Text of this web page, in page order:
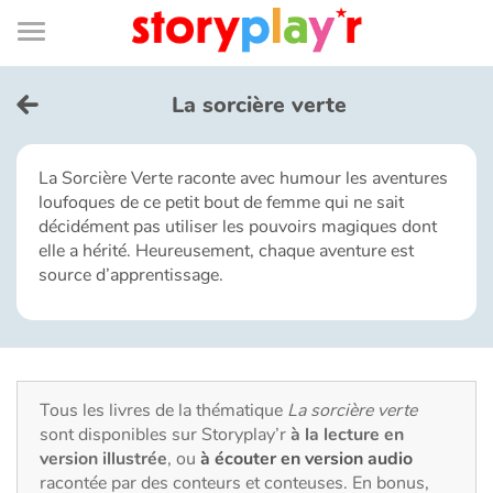
Connexion
Bibliothèque
de
page
Menu
Je me connecte
Tester gratuitement
Bibliothèque
Prix
Accueil
Contes d'ici et d'ailleurs
La sorcière verte
La Sorcière Verte raconte avec humour les aventures
loufoques de ce petit bout de femme qui ne sait
décidément pas utiliser les pouvoirs magiques dont
elle a hérité. Heureusement, chaque aventure est
source d’apprentissage.
Tous les livres de la thématique La sorcière verte
sont disponibles sur Storyplay’rà la lecture en
version illustrée, ou à écouter en version audio
racontée par des conteurs et conteuses. En bonus,